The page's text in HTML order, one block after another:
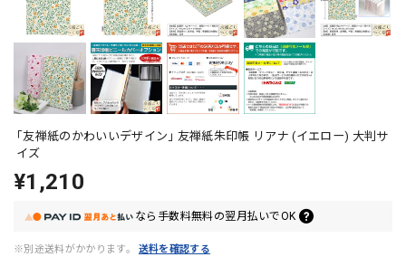
｢友禅紙のかわいいデザイン｣ 友禅紙朱印帳 リアナ (イエロー) 大判サ
イズ
¥1,210
なら 手数料無料の翌月払いでOK
※別途送料がかかります。
送料を確認する